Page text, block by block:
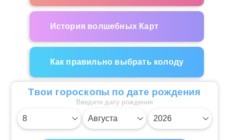
История волшебных Карт
Как правильно выбрать колоду
Твои гороскопы по дате рождения
Введите дату рождения